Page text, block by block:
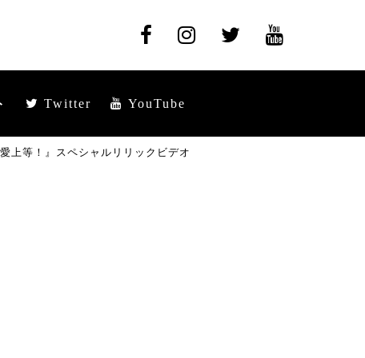
Twitter YouTube
上等！』スペシャルリリックビデオ